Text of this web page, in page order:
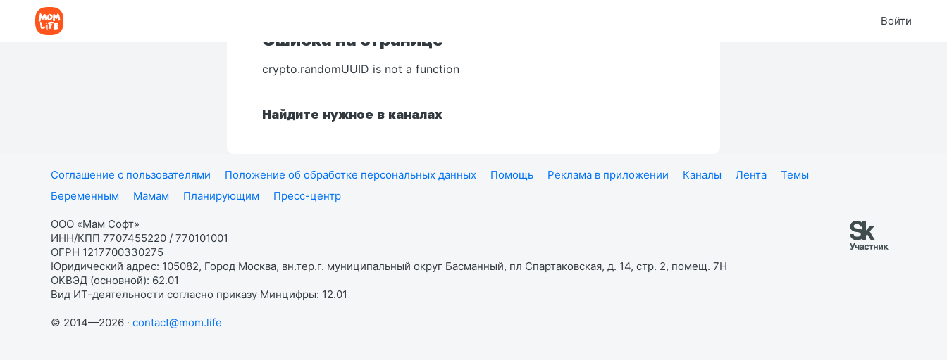
Войти
Ошибка на странице
crypto.randomUUID is not a function
Найдите нужное в каналах
Соглашение с пользователями Положение об обработке персональных данных Помощь Реклама в приложении Каналы Лента
Темы
Беременным
Мамам Планирующим Пресс-центр
ООО «Мам Софт»
ИНН/КПП 7707455220 / 770101001
ОГРН 1217700330275
Юридический адрес: 105082, Город Москва, вн.тер.г. муниципальный округ Басманный, пл Спартаковская, д. 14, стр. 2, помещ. 7Н
ОКВЭД (основной): 62.01
Вид ИТ-деятельности согласно приказу Минцифры: 12.01
© 2014—2026 · contact@mom.life